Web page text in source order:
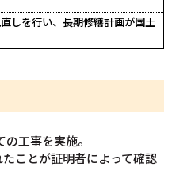
しを行い、長期修繕計画が国土
工事を実施。
ことが証明者によって確認